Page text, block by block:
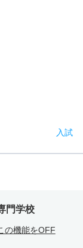
入試
門学校
の機能をOFF